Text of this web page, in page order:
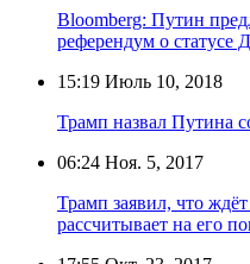
Bloomberg: Путин
референдум о статусе
15:19 Июль 10, 2018
Трамп назвал Путина
06:24 Ноя. 5, 2017
Трамп заявил, что
рассчитывает на его